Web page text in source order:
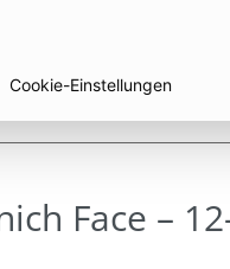
Face –
Cookie-Einstellungen